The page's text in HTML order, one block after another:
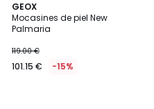
GEOX
Mocasines de piel New
Palmaria
119.00 €
101.15 € -15%